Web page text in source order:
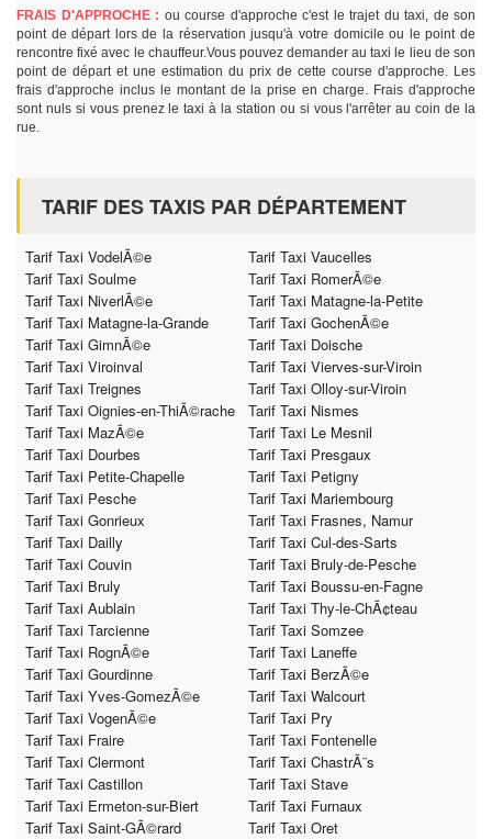
FRAIS D'APPROCHE : ou course d'approche c'est le trajet du taxi, de son
point de départ lors de la réservation jusqu'à votre domicile ou le point de
rencontre fixé avec le chauffeur.Vous pouvez demander au taxi le lieu de son
point de départ et une estimation du prix de cette course d'approche. Les
frais d'approche inclus le montant de la prise en charge. Frais d'approche
sont nuls si vous prenez le taxi à la station ou si vous l'arrêter au coin de la
rue.
TARIF DES TAXIS PAR DÉPARTEMENT
Tarif Taxi VodelÃ©e
Tarif Taxi Vaucelles
Tarif Taxi Soulme
Tarif Taxi RomerÃ©e
Tarif Taxi NiverlÃ©e
Tarif Taxi Matagne-la-Petite
Tarif Taxi Matagne-la-Grande
Tarif Taxi GochenÃ©e
Tarif Taxi GimnÃ©e
Tarif Taxi Doische
Tarif Taxi Viroinval
Tarif Taxi Vierves-sur-Viroin
Tarif Taxi Treignes
Tarif Taxi Olloy-sur-Viroin
Tarif Taxi Oignies-en-ThiÃ©rache
Tarif Taxi Nismes
Tarif Taxi MazÃ©e
Tarif Taxi Le Mesnil
Tarif Taxi Dourbes
Tarif Taxi Presgaux
Tarif Taxi Petite-Chapelle
Tarif Taxi Petigny
Tarif Taxi Pesche
Tarif Taxi Mariembourg
Tarif Taxi Gonrieux
Tarif Taxi Frasnes, Namur
Tarif Taxi Dailly
Tarif Taxi Cul-des-Sarts
Tarif Taxi Couvin
Tarif Taxi Bruly-de-Pesche
Tarif Taxi Bruly
Tarif Taxi Boussu-en-Fagne
Tarif Taxi Aublain
Tarif Taxi Thy-le-ChÃ¢teau
Tarif Taxi Tarcienne
Tarif Taxi Somzee
Tarif Taxi RognÃ©e
Tarif Taxi Laneffe
Tarif Taxi Gourdinne
Tarif Taxi BerzÃ©e
Tarif Taxi Yves-GomezÃ©e
Tarif Taxi Walcourt
Tarif Taxi VogenÃ©e
Tarif Taxi Pry
Tarif Taxi Fraire
Tarif Taxi Fontenelle
Tarif Taxi Clermont
Tarif Taxi ChastrÃ¨s
Tarif Taxi Castillon
Tarif Taxi Stave
Tarif Taxi Ermeton-sur-Biert
Tarif Taxi Furnaux
Tarif Taxi Saint-GÃ©rard
Tarif Taxi Oret